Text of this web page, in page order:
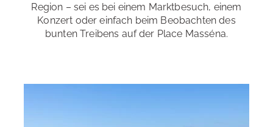
Region – sei es bei einem Marktbesuch, einem
Konzert oder einfach beim Beobachten des
bunten Treibens auf der Place Masséna.